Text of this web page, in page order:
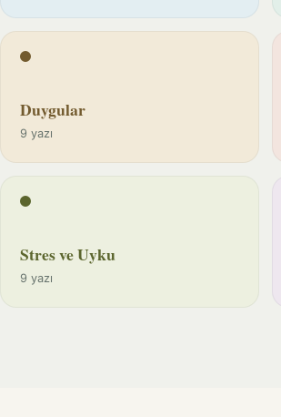
Duygular
9 yazı
Stres ve Uyku
9 yazı